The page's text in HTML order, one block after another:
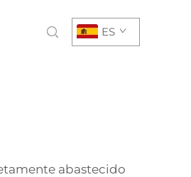
ES
abastecido